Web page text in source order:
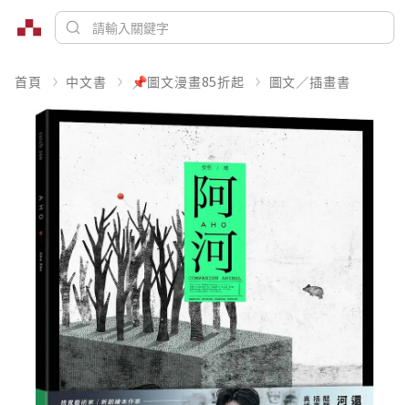
首頁 中文書 📌圖文漫畫85折起 圖文／插畫書